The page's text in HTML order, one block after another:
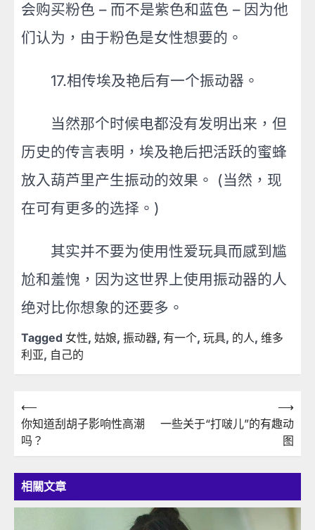
会购买粉色 – 而不是紫色和蓝色 – 因为他
们认为，由于粉色是女性想要的。
17.相传埃及艳后有一个振动器。
当然那个时候电都没有发明出来，但
历史的传言表明，埃及艳后把活跃的蜜蜂
放入葫芦里产生振动的效果。 (当然，现
在可有更多的选择。)
其实并不要为使用性爱玩具而感到尴
尬和羞愧，因为这世界上使用振动器的人
绝对比你想象的还要多。
Tagged 女性, 姑娘, 振动器, 有一个, 玩具, 的人, 维多
利亚, 自己的
文
章
導
覽
⟵
你知道刮胡子影响性高潮
吗？
一些关于“打啵儿”的有趣动
图
⟶
相關文章